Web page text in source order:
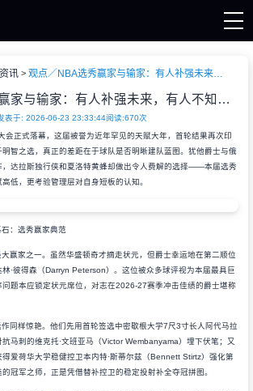
讯 观点／NBA选秀赢家与输家：有人补强未来，有人不知己短
观点／NBA选秀赢家与输家：有人补强未来，有人不知己短
表于: 2026-06-23 23:33:44阅读:670次
正式落幕，这届被誉为近年罕见的天赋大年，首轮结果再次印
智之选，真正的差距在于球队是否明晰建队蓝图。犹他爵士与俄
，达拉斯独行侠和夏洛特黄蜂却做出令人费解的选择——本届选秀
低，更考验管理层对自身短板的认知。
：选秀赢家典范
家之一。虽然华盛顿奇才摘走状元，但爵士幸运地在第二顺位
·彼得森（Darryn Peterson）。这位被众多球评视为本届最具巨
题本应锁定状元席位，对志在2026-27赛季冲击佳绩的爵士堪称
样惊艳。他们先用首轮签选中密歇根大学7尺3寸长人阿代马拉
抗马刺的维克托·文班亚马（Victor Wembanyama）埋下伏笔；又
爱荷华大学稳健控卫本内特·斯蒂尔兹（Bennett Stirtz）强化第
冠军之师，正是凭借替补控卫的稳定投射补全夺冠拼图。